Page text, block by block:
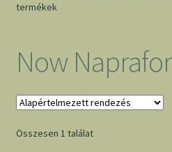
termékek
Now
Összesen 1 találat